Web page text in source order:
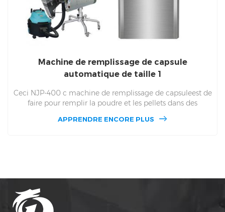
Machine de remplissage de capsule
automatique de taille 1
Ceci NJP-400 c machine de remplissage de capsuleest de
faire pour remplir la poudre et les pellets dans des
une heure, digne de la taille des capsules de taille
APPRENDRE ENCORE PLUS